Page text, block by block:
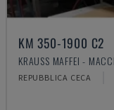
KM 350-1900 C2
KRAUSS MAFFEI -
REPUBBLICA CECA